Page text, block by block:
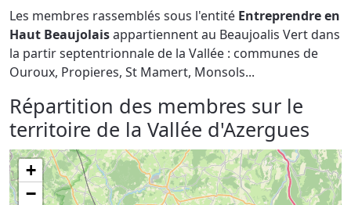
Les membres rassemblés sous l'entité Entreprendre en
Haut Beaujolaisappartiennent au Beaujoalis Vert dans
la partir septentrionnale de la Vallée : communes de
Ouroux, Propieres, St Mamert, Monsols...
Répartition des membres sur le
territoire de la Vallée d'Azergues
+
−